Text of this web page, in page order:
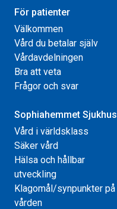
För patienter
Välkommen
Vård du betalar själv
Vårdavdelningen
Bra att veta
Frågor och svar
Sophiahemmet Sjukhus
Vård i världsklass
Säker vård
Hälsa och hållbar
utveckling
Klagomål/synpunkter på
vården